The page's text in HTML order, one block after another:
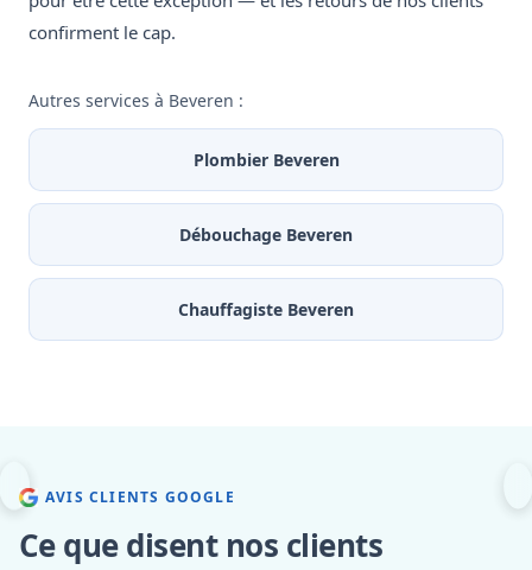
confirment le cap.
Autres services à Beveren :
Plombier Beveren
Débouchage Beveren
Chauffagiste Beveren
AVIS CLIENTS GOOGLE
Ce que disent nos clients